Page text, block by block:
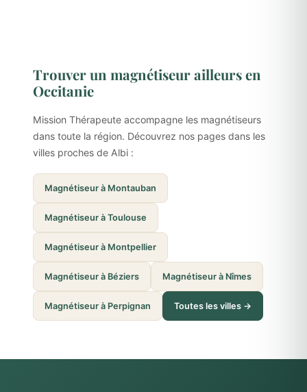
Trouver un magnétiseur ailleurs en
Occitanie
Mission Thérapeute accompagne les magnétiseurs
dans toute la région. Découvrez nos pages dans les
villes proches de Albi :
Magnétiseur à Montauban
Magnétiseur à Toulouse
Magnétiseur à Montpellier
Magnétiseur à Béziers Magnétiseur à Nîmes
Magnétiseur à Perpignan Toutes les villes →